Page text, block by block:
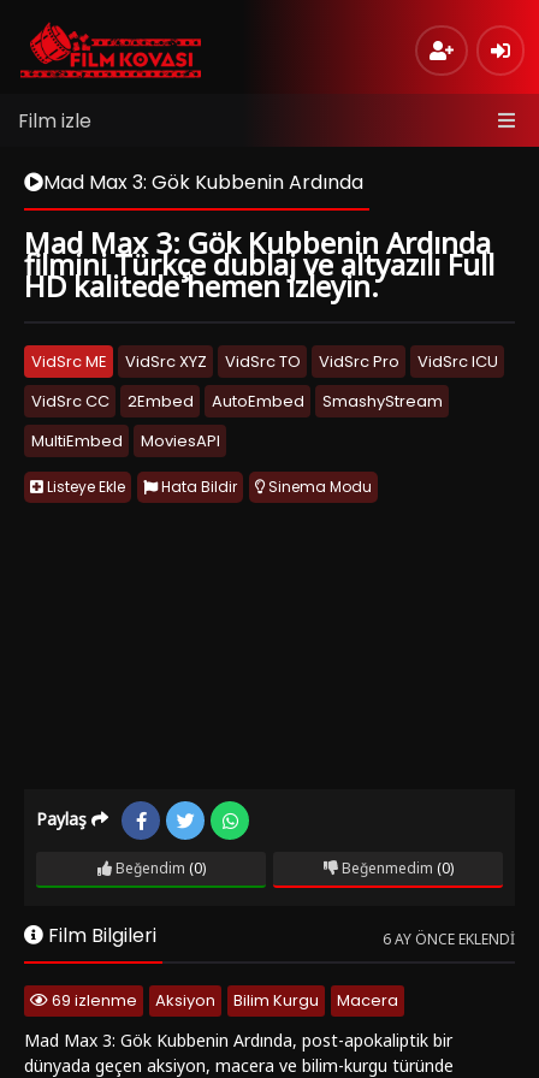
Film izle
Mad Max 3: Gök Kubbenin Ardında
Mad Max 3: Gök Kubbenin Ardında
filmini Türkçe dublaj ve altyazılı Full
HD kalitede hemen izleyin.
VidSrc ME VidSrc XYZ VidSrc TO VidSrc Pro
VidSrc ICU
VidSrc CC
2Embed AutoEmbed
SmashyStream
MultiEmbed
MoviesAPI
Listeye Ekle Hata Bildir Sinema Modu
Paylaş
Beğendim (0) Beğenmedim (0)
Film Bilgileri 6 AY ÖNCE EKLENDI
69 izlenme Aksiyon Bilim Kurgu
Macera
Mad Max 3: Gök Kubbenin Ardında, post-apokaliptik bir
dünyada geçen aksiyon, macera ve bilim-kurgu türünde